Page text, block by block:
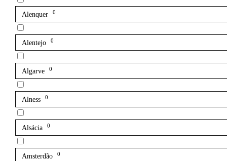
Alenquer 0
Alentejo 0
Algarve 0
Alness 0
Alsácia 0
Amsterdão 0